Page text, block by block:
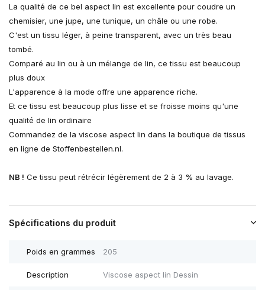
La qualité de ce bel aspect lin est excellente pour coudre un
chemisier, une jupe, une tunique, un châle ou une robe.
C'est un tissu léger, à peine transparent, avec un très beau
tombé.
Comparé au lin ou à un mélange de lin, ce tissu est beaucoup
plus doux
L'apparence à la mode offre une apparence riche.
Et ce tissu est beaucoup plus lisse et se froisse moins qu'une
qualité de lin ordinaire
Commandez de la viscose aspect lin dans la boutique de tissus
en ligne de Stoffenbestellen.nl.
NB ! Ce tissu peut rétrécir légèrement de 2 à 3 % au lavage.
Spécifications du produit
Poids en grammes 205
Description Viscose aspect lin Dessin